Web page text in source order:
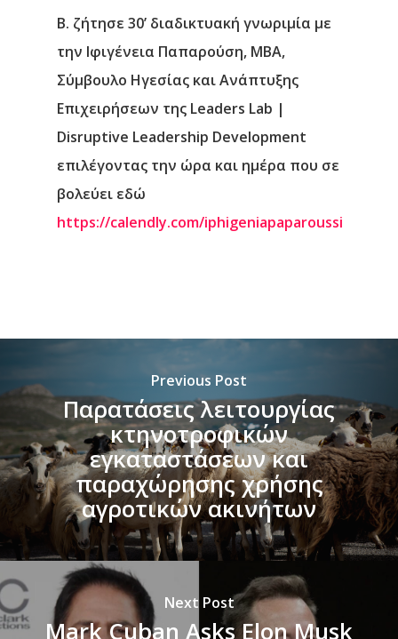
Β. ζήτησε 30’ διαδικτυακή γνωριμία με
την Ιφιγένεια Παπαρούση, ΜΒΑ,
Σύμβουλο Ηγεσίας και Ανάπτυξης
Επιχειρήσεων της Leaders Lab |
Disruptive Leadership Development
επιλέγοντας την ώρα και ημέρα που σε
βολεύει εδώ
https://calendly.com/iphigeniapaparoussi
Previous Post
Παρατάσεις λειτουργίας
κτηνοτροφικών
εγκαταστάσεων και
παραχώρησης χρήσης
αγροτικών ακινήτων
Next Post
Mark Cuban Asks Elon Musk